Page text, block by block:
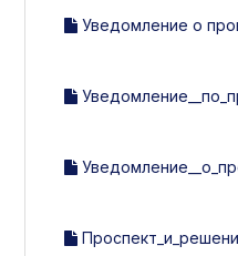
Уведомление о